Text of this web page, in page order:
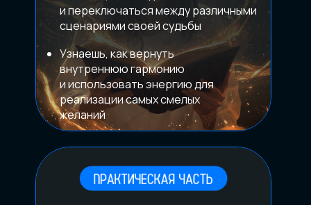
и переключаться между различными
сценариями своей судьбы
Узнаешь, как вернуть
внутреннюю гармонию
и использовать энергию для
реализации самых смелых
желаний